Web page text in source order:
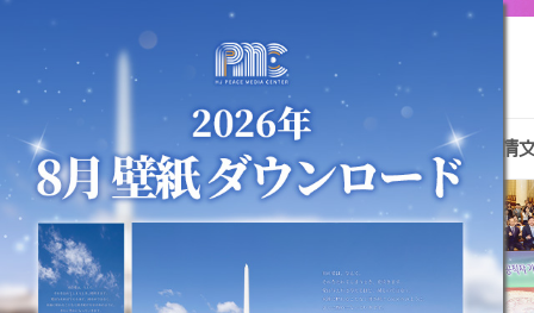
真の父母様 天一国ニュース 孝情